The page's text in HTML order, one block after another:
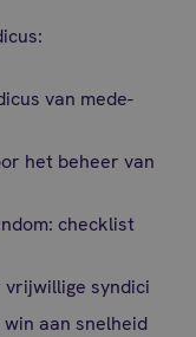
van mede-
het beheer van
checklist
syndici
aan snelheid